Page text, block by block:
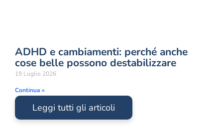
ADHD e cambiamenti: perché anche
cose belle possono destabilizzare
19 Luglio 2026
Continua »
Leggi tutti gli articoli